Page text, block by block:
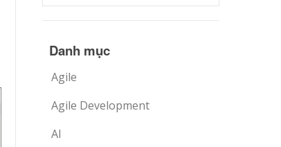
Danh mục
Agile
Agile Development
AI